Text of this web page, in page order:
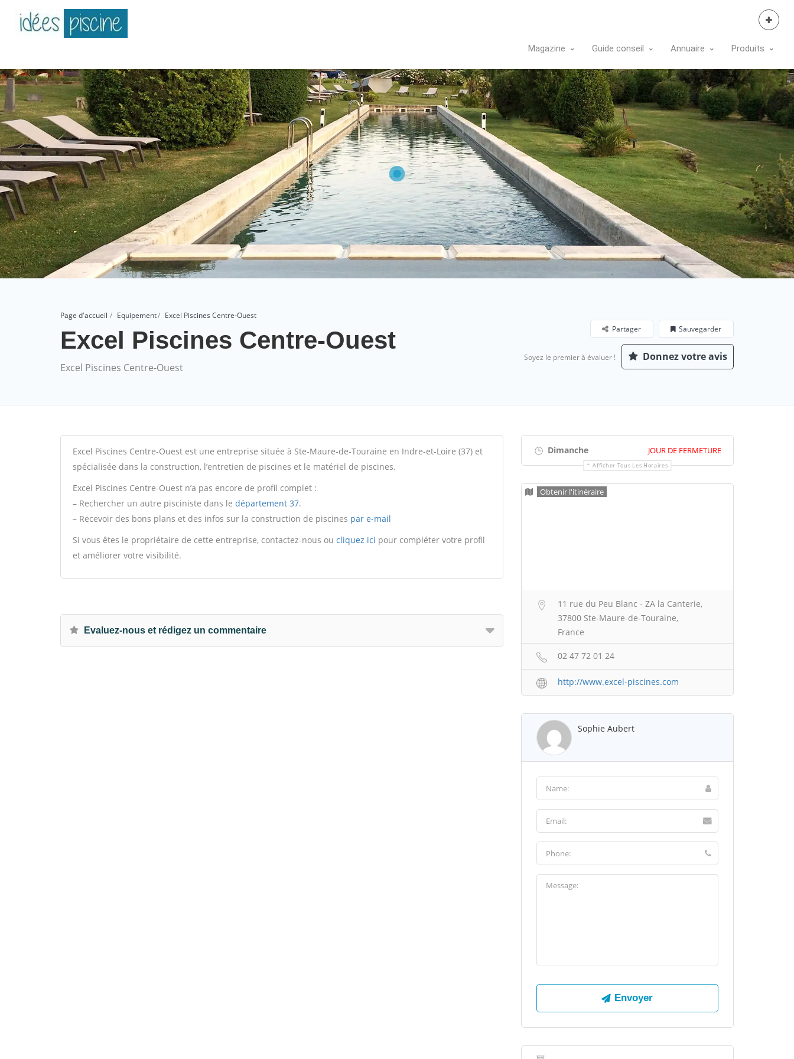
Magazine Guide conseil Annuaire Produits
Page d'accueil Equipement Excel Piscines Centre-Ouest
Excel Piscines Centre-Ouest
Excel Piscines Centre-Ouest
Sauvegarder
Partager
Soyez le premier à évaluer ! Donnez votre avis
Excel Piscines Centre-Ouest est une entreprise située à Ste-Maure-de-Touraine en Indre-et-Loire (37) et
spécialisée dans la construction, l’entretien de piscines et le matériel de piscines.
Excel Piscines Centre-Ouest n’a pas encore de profil complet :
– Rechercher un autre pisciniste dans le département 37.
– Recevoir des bons plans et des infos sur la construction de piscines par e-mail
Si vous êtes le propriétaire de cette entreprise, contactez-nous ou cliquez ici pour compléter votre profil
et améliorer votre visibilité.
Evaluez-nous et rédigez un commentaire
Dimanche JOUR DE FERMETURE
Afficher Tous Les Horaires
Obtenir l'itinéraire
11 rue du Peu Blanc - ZA la Canterie,
37800 Ste-Maure-de-Touraine,
France
02 47 72 01 24
http://www.excel-piscines.com
Sophie Aubert